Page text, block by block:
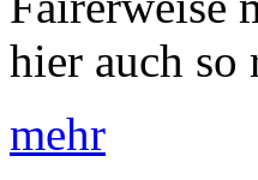
hier auch so
mehr